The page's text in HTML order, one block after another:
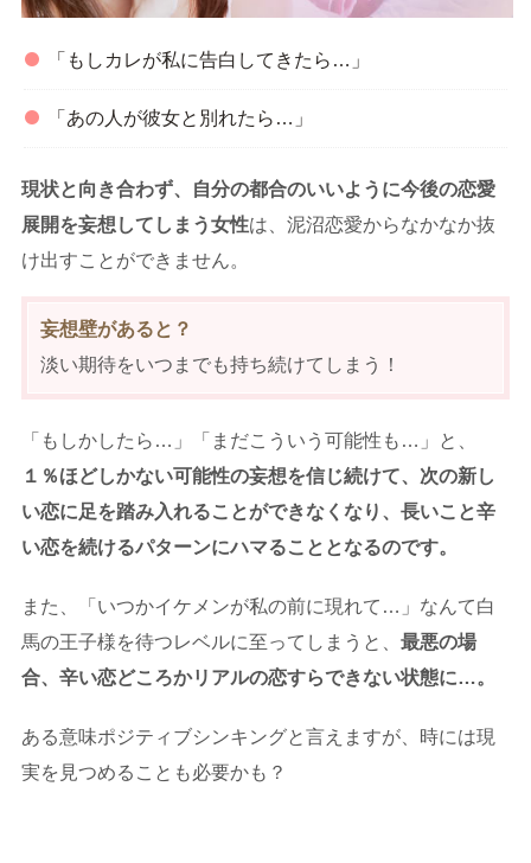
「もしカレが私に告白してきたら…」
「あの人が彼女と別れたら…」
現状と向き合わず、自分の都合のいいように今後の恋愛
展開を妄想してしまう女性は、泥沼恋愛からなかなか抜
け出すことができません。
妄想壁があると？
淡い期待をいつまでも持ち続けてしまう！
「もしかしたら…」「まだこういう可能性も…」と、
１％ほどしかない可能性の妄想を信じ続けて、次の新し
い恋に足を踏み入れることができなくなり、長いこと辛
い恋を続けるパターンにハマることとなるのです。
また、「いつかイケメンが私の前に現れて…」なんて白
馬の王子様を待つレベルに至ってしまうと、 最悪の場
合、辛い恋どころかリアルの恋すらできない状態に…。
ある意味ポジティブシンキングと言えますが、時には現
実を見つめることも必要かも？